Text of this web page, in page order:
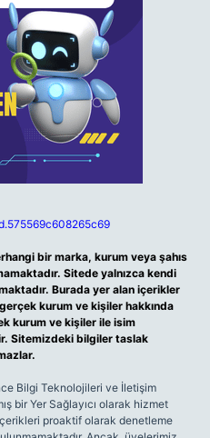
bir marka, kurum veya şahıs
Sitede yalnızca kendi
Burada yer alan içerikler
kurum ve kişiler hakkında
kurum ve kişiler ile isim
Sitemizdeki bilgiler taslak
Bilgi Teknolojileri ve İletişim
bir Yer Sağlayıcı olarak hizmet
proaktif olarak denetleme